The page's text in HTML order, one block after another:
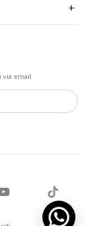
via email
su Pinterest
Segui Marmarina su
Segui